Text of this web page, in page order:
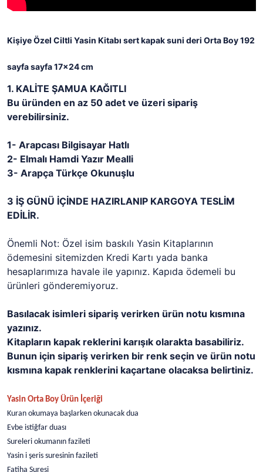
Kişiye Özel Ciltli Yasin Kitabı sert kapak suni deri Orta Boy192
sayfasayfa 17x24 cm
1. KALİTE ŞAMUA KAĞITLI
Bu üründen en az 50 adet ve üzeri sipariş
verebilirsiniz.
1- Arapcası Bilgisayar Hatlı
2- Elmalı Hamdi Yazır Mealli
3- Arapça Türkçe Okunuşlu
3 İŞ GÜNÜ İÇİNDE HAZIRLANIP KARGOYA TESLİM
EDİLİR.
Önemli Not: Özel isim baskılı Yasin Kitaplarının
ödemesini sitemizden Kredi Kartı yada banka
hesaplarımıza havale ile yapınız. Kapıda ödemeli bu
ürünleri gönderemiyoruz.
Basılacak isimleri sipariş verirken ürün notu kısmına
yazınız.
Kitapların kapak reklerini karışık olarakta basabiliriz.
Bunun için sipariş verirken bir renk seçin ve ürün notu
kısmına kapak renklerini kaçartane olacaksa belirtiniz.
Yasin Orta Boy Ürün İçeriği
Kuran okumaya başlarken okunacak dua
Evbe istiğfar duası
Sureleri okumanın fazileti
Yasin i şeris suresinin fazileti
Fatiha Suresi